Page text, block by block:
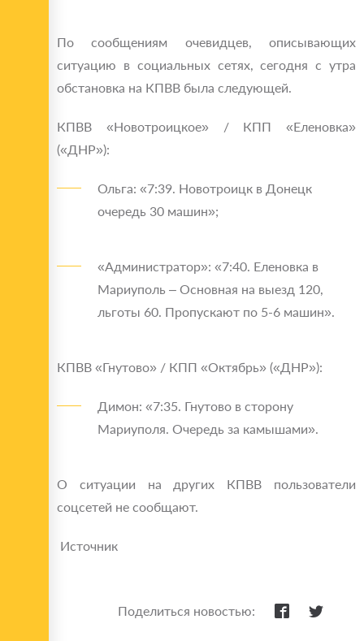
По сообщениям очевидцев, описывающих
ситуацию в социальных сетях, сегодня с утра
обстановка на КПВВ была следующей.
КПВВ «Новотроицкое» / КПП «Еленовка»
(«ДНР»):
Ольга: «7:39. Новотроицк в Донецк
очередь 30 машин»;
«Администратор»: «7:40. Еленовка в
Мариуполь – Основная на выезд 120,
льготы 60. Пропускают по 5-6 машин».
КПВВ «Гнутово» / КПП «Октябрь» («ДНР»):
Димон: «7:35. Гнутово в сторону
Мариуполя. Очередь за камышами».
О ситуации на других КПВВ пользователи
соцсетей не сообщают.
Источник
Поделиться новостью: